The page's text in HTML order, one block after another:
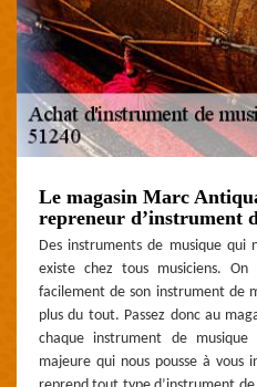
Le magasin Marc
repreneur d’instrument
Des instruments de musique qui
existe chez tous musiciens.
facilement de son instrument de
plus du tout. Passez donc au
chaque instrument de
majeure qui nous pousse à vous